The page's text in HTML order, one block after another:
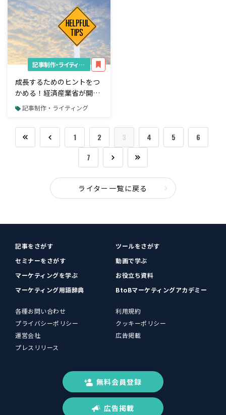
記事制作・ライティング
成長するためのヒントをつ
かめる！経済産業省が開設
したミエル☆ヒントを解説
記事制作・ライティング
1 2 3 4 5
6
7
ライター一覧に戻る
記事をさがす
ツールをさがす
セミナーをさがす
動画で学ぶ
マーケティングを学ぶ
お役立ち資料
マーケティング用語辞典
BtoBマーケティングアカデミー
各種お問い合わせ
利用規約
プライバシーポリシー
クッキーポリシー
運営会社
広告掲載
プレスリリース
無料会員登録
広告掲載